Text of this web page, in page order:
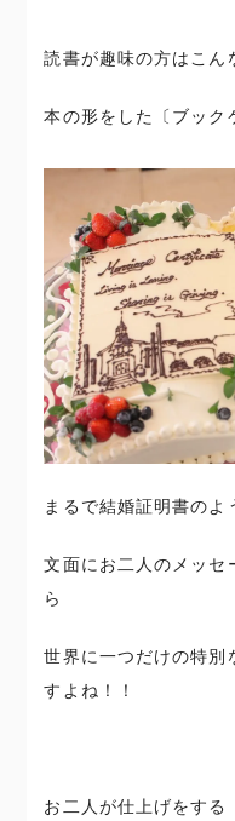
読書が趣味の方はこ
本の形をした〔ブック
まるで結婚証明書のよ
文面にお二人のメッセ
ら
世界に一つだけの特別
すよね！！
お二人が仕上げをする